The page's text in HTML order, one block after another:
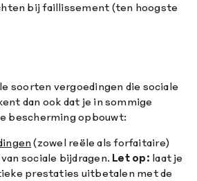
bij faillissement (ten hoogste
soorten vergoedingen die sociale
dan ook dat je in sommige
bescherming opbouwt:
(zowel reële als forfaitaire)
sociale bijdragen. Let op: laat je
prestaties uitbetalen met de